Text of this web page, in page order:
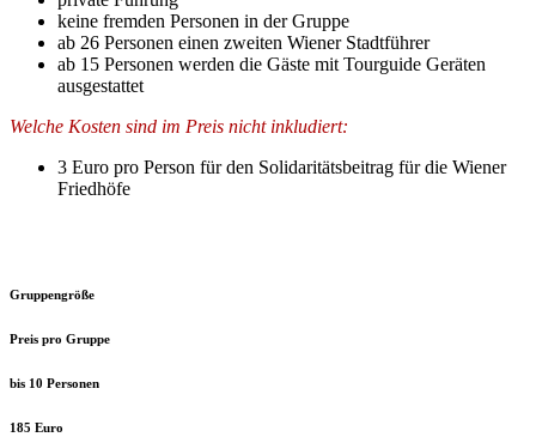
keine fremden Personen in der Gruppe
ab 26 Personen einen zweiten Wiener Stadtführer
ab 15 Personen werden die Gäste mit Tourguide Geräten
ausgestattet
Welche Kosten sind im Preis nicht inkludiert:
3 Euro pro Person für den Solidaritätsbeitrag für die Wiener
Friedhöfe
Gruppengröße
Preis pro Gruppe
bis 10 Personen
185 Euro